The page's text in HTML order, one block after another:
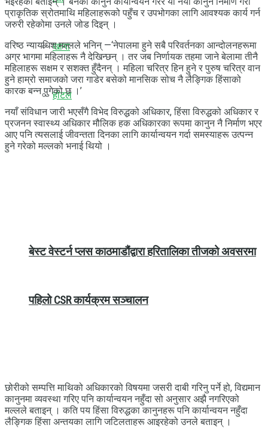
खाना
होटल
बेस्ट वेस्टर्न प्लस काठमाडौंद्वारा हरितालिका तीजको अवसरमा
पहिलो CSR कार्यक्रम सञ्चालन
प्राकृतिक स्रोतमाथि महिलाहरूको पहुँच र उपभोगका लागि आवश्यक कार्य गर्न
जरुरी रहेकोमा उनले जोड दिइन् ।
वरिष्ठ न्यायधिश मल्लले भनिन् —‘नेपालमा हुने सबै परिवर्तनका आन्दोलनहरूमा
अग्र भागमा महिलाहरू नै देखिन्छन् । तर जब निर्णायक तहमा जाने बेलामा तीनै
महिलाहरू सक्षम र सशक्त हुँदैनन् । महिला चरित्र हिन हुने र पुरुष चरित्र वान
हुने हाम्रो समाजको जरा गाडेर बसेको मानसिक सोच नै लैङ्गिक हिंसाको
कारक बन्न पुगेको छ ।’
नयाँ संविधान जारी भएसँगै विभेद विरुद्धको अधिकार, हिंसा विरुद्धको अधिकार र
प्रजनन स्वास्थ्य अधिकार मौलिक हक अधिकारका रूपमा कानुन नै निर्माण भएर
आए पनि त्यसलाई जीवन्तता दिनका लागि कार्यान्वयन गर्दा समस्याहरू उत्पन्न
हुने गरेको मल्लको भनाई थियो ।
छोरीको सम्पत्ति माथिको अधिकारको विषयमा जसरी दाबी गरिनु पर्ने हो, विद्यमान
कानुनमा व्यवस्था गरिए पनि कार्यान्वयन नहुँदा सो अनुसार अझै नगरिएको
मल्लले बताइन् । कति पय हिंसा विरुद्धका कानुनहरू पनि कार्यान्वयन नहुँदा
लैङ्गिक हिंसा अन्तयका लागि जटिलताहरू आइरहेको उनले बताइन् ।